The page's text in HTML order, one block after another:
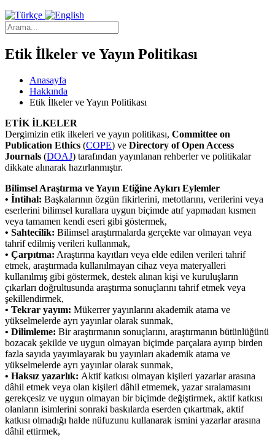
Etik İlkeler ve Yayın Politikası
Anasayfa
Hakkında
Etik İlkeler ve Yayın Politikası
ETİK İLKELER
Dergimizin etik ilkeleri ve yayın politikası, Committee on
Publication Ethics (COPE) ve Directory of Open Access
Journals (DOAJ) tarafından yayınlanan rehberler ve politikalar
dikkate alınarak hazırlanmıştır.
Bilimsel Araştırma ve Yayın Etiğine Aykırı Eylemler
• İntihal: Başkalarının özgün fikirlerini, metotlarını, verilerini veya
eserlerini bilimsel kurallara uygun biçimde atıf yapmadan kısmen
veya tamamen kendi eseri gibi göstermek,
• Sahtecilik: Bilimsel araştırmalarda gerçekte var olmayan veya
tahrif edilmiş verileri kullanmak,
• Çarpıtma: Araştırma kayıtları veya elde edilen verileri tahrif
etmek, araştırmada kullanılmayan cihaz veya materyalleri
kullanılmış gibi göstermek, destek alınan kişi ve kuruluşların
çıkarları doğrultusunda araştırma sonuçlarını tahrif etmek veya
şekillendirmek,
• Tekrar yayım: Mükerrer yayınlarını akademik atama ve
yükselmelerde ayrı yayınlar olarak sunmak,
• Dilimleme: Bir araştırmanın sonuçlarını, araştırmanın bütünlüğünü
bozacak şekilde ve uygun olmayan biçimde parçalara ayırıp birden
fazla sayıda yayımlayarak bu yayınları akademik atama ve
yükselmelerde ayrı yayınlar olarak sunmak,
• Haksız yazarlık: Aktif katkısı olmayan kişileri yazarlar arasına
dâhil etmek veya olan kişileri dâhil etmemek, yazar sıralamasını
gerekçesiz ve uygun olmayan bir biçimde değiştirmek, aktif katkısı
olanların isimlerini sonraki baskılarda eserden çıkartmak, aktif
katkısı olmadığı halde nüfuzunu kullanarak ismini yazarlar arasına
dâhil ettirmek,